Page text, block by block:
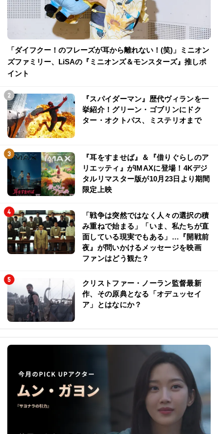
「ダイフクー！のフレーズが耳から離れない！(笑)」ミニオン
ズファミリー、LiSAの『ミニオンズ＆モンスターズ』推しポ
イント
『スパイダーマン』歴代ヴィランを一
挙紹介！グリーン・ゴブリンにドク
ター・オクトパス、ミステリオまで
『耳をすませば』＆『借りぐらしのア
リエッティ』がIMAXに登場！4Kデジ
タルリマスター版が10月23日より期間
限定上映
「戦争は突然ではなく人々の選択の積
み重ねで始まる」「いま、私たちが直
面している現実でもある」…『開戦前
夜』が問いかけるメッセージを映画
ファンはどう観た？
クリストファー・ノーラン監督最新
作、その原典となる「オデュッセイ
ア」とはなにか？